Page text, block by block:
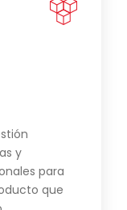
y
para
que